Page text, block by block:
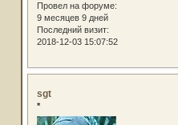
Провел на форуме:
9 месяцев 9 дней
Последний визит:
2018-12-03 15:07:52
sgt
*